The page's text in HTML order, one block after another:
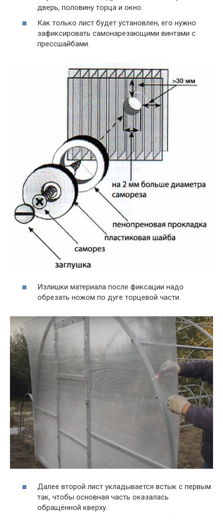
дверь, половину торца и окно.
Как только лист будет установлен, его нужно
зафиксировать самонарезающими винтами с
прессшайбами.
Излишки материала после фиксации надо
обрезать ножом по дуге торцевой части.
Далее второй лист укладывается встык с первым
так, чтобы основная часть оказалась
обращённой кверху.